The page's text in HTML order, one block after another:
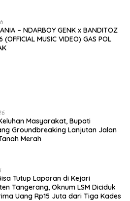
– NDARBOY GENK x BANDITOZ
(OFFICIAL MUSIC VIDEO) GAS POL
Masyarakat, Bupati
Groundbreaking Lanjutan Jalan
Merah
Tutup Laporan di Kejari
Tangerang, Oknum LSM Diciduk
Uang Rp15 Juta dari Tiga Kades